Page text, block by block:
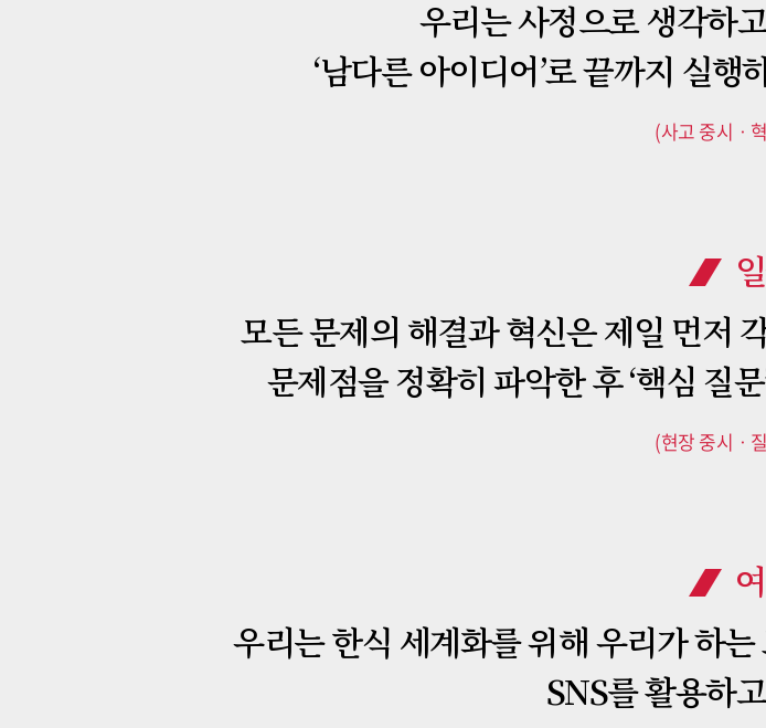
우리는 사정으로 생각하
‘남다른 아이디어’로 끝까지 실행
(사고 중시ㆍ
모든 문제의 해결과 혁신은 제일 먼저
문제점을 정확히 파악한 후 ‘핵심 질
(현장 중시ㆍ
우리는 한식 세계화를 위해 우리가 하는
SNS를 활용하